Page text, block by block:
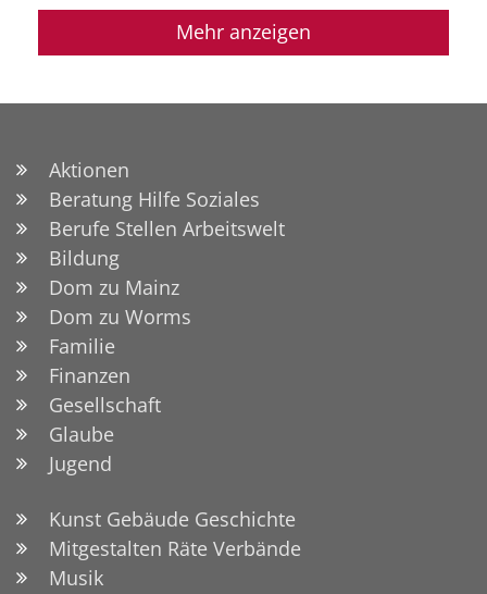
Mehr anzeigen
Aktionen
Beratung Hilfe Soziales
Berufe Stellen Arbeitswelt
Bildung
Dom zu Mainz
Dom zu Worms
Familie
Finanzen
Gesellschaft
Glaube
Jugend
Kunst Gebäude Geschichte
Mitgestalten Räte Verbände
Musik